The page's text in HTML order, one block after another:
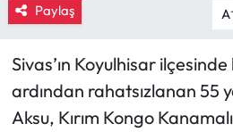
Paylaş A
Sivas’ın Koyulhisar
ardından rahatsızlanan 55
Aksu, Kırım Kongo
Kimdir?
Kültür Sanat
Laçin Haberleri